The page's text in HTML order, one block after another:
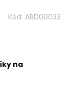
Kód: ARD00033
na